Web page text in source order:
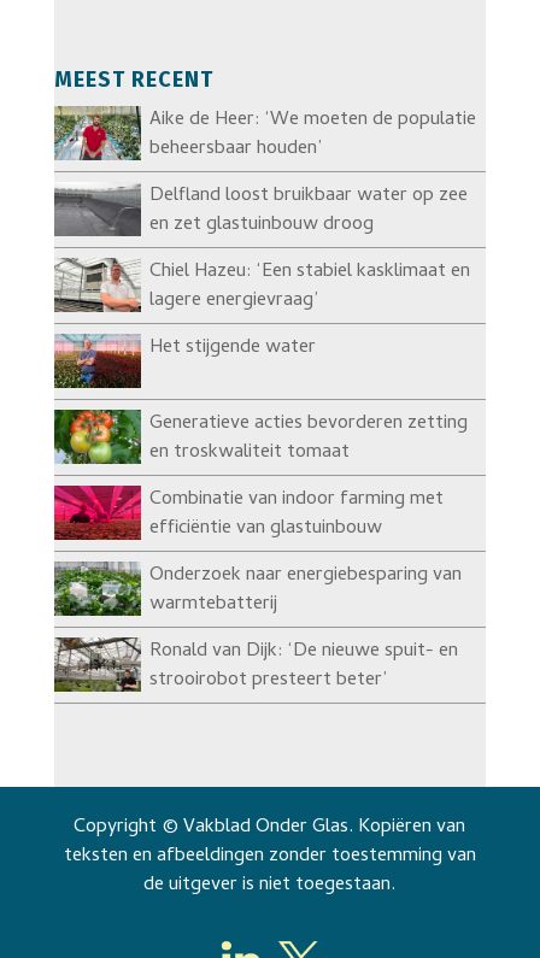
MEEST RECENT
Aike de Heer: ‘We moeten de populatie
beheersbaar houden’
Delfland loost bruikbaar water op zee
en zet glastuinbouw droog
Chiel Hazeu: ‘Een stabiel kasklimaat en
lagere energievraag’
Het stijgende water
Generatieve acties bevorderen zetting
en troskwaliteit tomaat
Combinatie van indoor farming met
efficiëntie van glastuinbouw
Onderzoek naar energiebesparing van
warmtebatterij
Ronald van Dijk: ‘De nieuwe spuit- en
strooirobot presteert beter’
Copyright © Vakblad Onder Glas. Kopiëren van
teksten en afbeeldingen zonder toestemming van
de uitgever is niet toegestaan.